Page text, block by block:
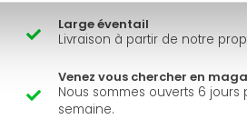
Large éventail
Livraison à partir de notre
Venez vous chercher en
Nous sommes ouverts 6 jours
semaine.